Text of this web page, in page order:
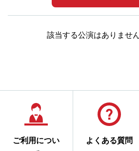
該当する公演はありませ
ご利用につい
よくある質問